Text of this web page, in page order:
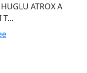
ATROX A
T...